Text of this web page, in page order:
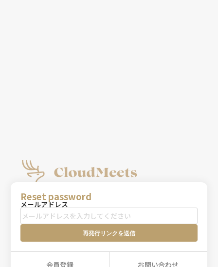
Reset password
メールアドレス
再発行リンクを送信
会員登録
お問い合わせ